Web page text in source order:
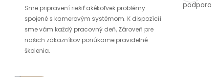
Sme pripravení riešiť akékoľvek problémy
spojené s kamerovým systémom. K dispozícií
sme vám každý pracovný deň, Zároveň pre
našich zákazníkov ponúkame pravidelné
školenia.